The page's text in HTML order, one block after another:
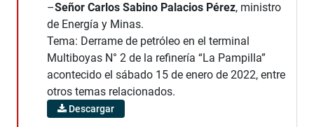
–Señor Carlos Sabino Palacios Pérez, ministro
de Energía y Minas.
Tema: Derrame de petróleo en el terminal
Multiboyas N° 2 de la refinería “La Pampilla”
acontecido el sábado 15 de enero de 2022, entre
otros temas relacionados.
Descargar